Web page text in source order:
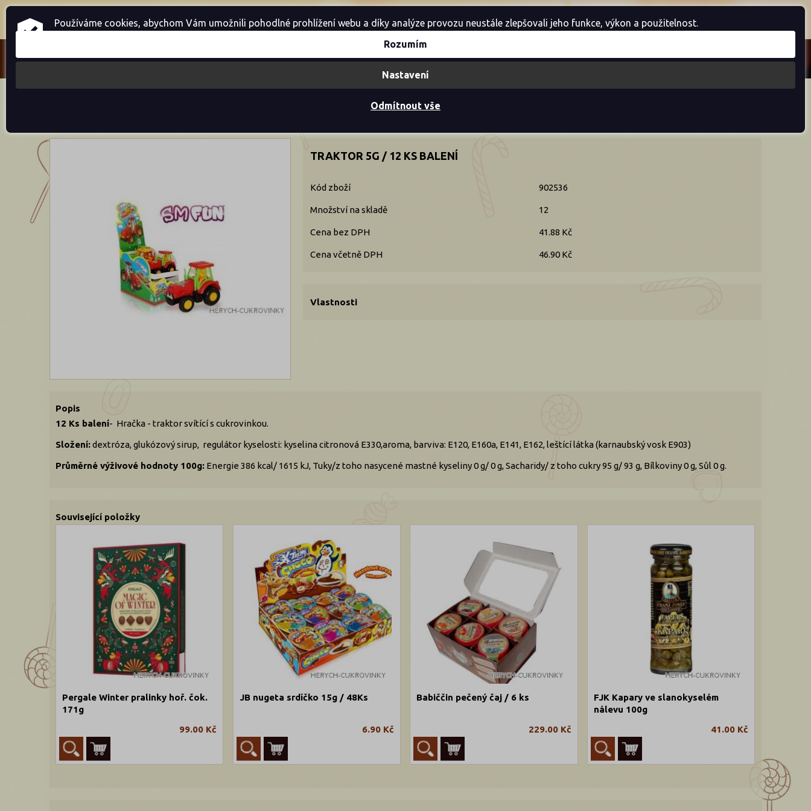
Home Přihlásit se Registrace Košík je prázdný
Akce Novinky Výprodej
TRAKTOR 5G / 12 KS BALENÍ
Kód zboží 902536
Množství na skladě 12
Cena bez DPH 41.88 Kč
Cena včetně DPH 46.90 Kč
Vlastnosti
Popis
12 Ks balení- Hračka - traktor svítící s cukrovinkou.
Složení:dextróza, glukózový sirup, regulátor kyselosti: kyselina citronová E330,aroma, barviva: E120, E160a, E141, E162, leštící látka (karnaubský vosk E903)
Průměrné výživové hodnoty 100g: Energie 386 kcal/ 1615 kJ, Tuky/z toho nasycené mastné kyseliny 0 g/ 0 g, Sacharidy/ z toho cukry 95 g/ 93 g, Bílkoviny 0 g, Sůl 0 g.
Související položky
Pergale Winter pralinky hoř. čok.
171g
99.00 Kč
JB nugeta srdíčko 15g / 48Ks
6.90 Kč
Babiččin pečený čaj / 6 ks
229.00 Kč
FJK Kapary ve slanokyselém
nálevu 100g
41.00 Kč
Používáme cookies, abychom Vám umožnili pohodlné prohlížení webu a díky analýze provozu neustále zlepšovali jeho funkce, výkon a použitelnost.
Rozumím
Nastavení
Odmítnout vše